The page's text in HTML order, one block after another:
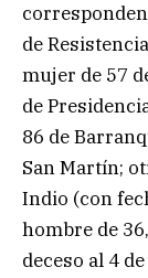
de
mujer de 57
de
86 de
San Martín;
Indio (con
hombre de
deceso al 4